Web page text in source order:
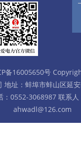
备16005650号
地址：蚌埠市蚌山区延
：0552-3068987 联系人
ahwadl@126.com